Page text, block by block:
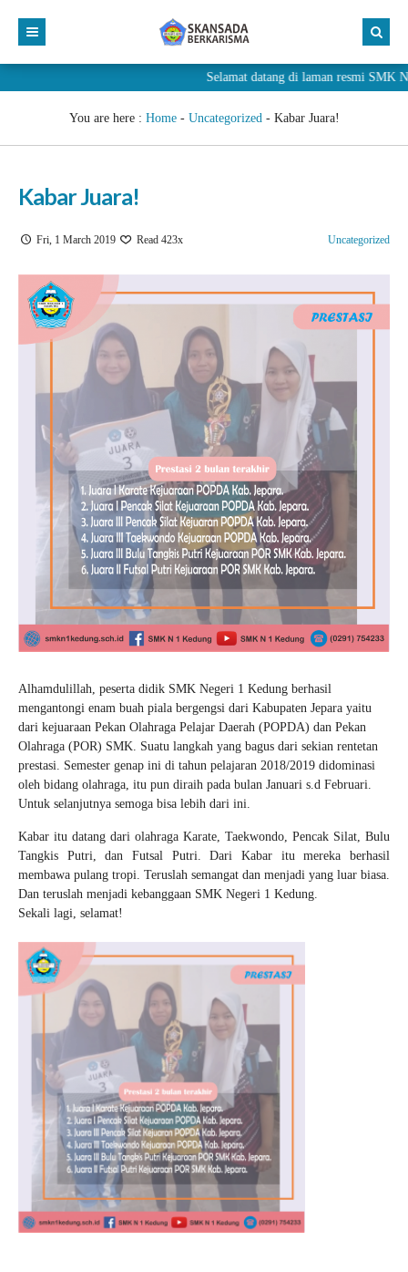
Selamat datang di laman resmi SMK
You are here : Home- Uncategorized- Kabar Juara!
Kabar Juara!
Fri, 1 March 2019 Read 423x Uncategorized
Alhamdulillah, peserta didik SMK Negeri 1 Kedung berhasil
mengantongi enam buah piala bergengsi dari Kabupaten Jepara yaitu
dari kejuaraan Pekan Olahraga Pelajar Daerah (POPDA) dan Pekan
Olahraga (POR) SMK. Suatu langkah yang bagus dari sekian rentetan
prestasi. Semester genap ini di tahun pelajaran 2018/2019 didominasi
oleh bidang olahraga, itu pun diraih pada bulan Januari s.d Februari.
Untuk selanjutnya semoga bisa lebih dari ini.
Kabar itu datang dari olahraga Karate, Taekwondo, Pencak Silat, Bulu
Tangkis Putri, dan Futsal Putri. Dari Kabar itu mereka berhasil
membawa pulang tropi. Teruslah semangat dan menjadi yang luar biasa.
Dan teruslah menjadi kebanggaan SMK Negeri 1 Kedung.
Sekali lagi, selamat!